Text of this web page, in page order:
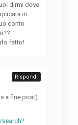
dirmi dove
in
conto
fatto!
a fine post)
Rispondi